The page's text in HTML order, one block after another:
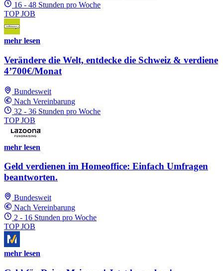
16 - 48 Stunden pro Woche
TOP JOB
mehr lesen
Verändere die Welt, entdecke die Schweiz & verdiene
4’700€/Monat
Bundesweit
Nach Vereinbarung
32 - 36 Stunden pro Woche
TOP JOB
mehr lesen
Geld verdienen im Homeoffice: Einfach Umfragen
beantworten.
Bundesweit
Nach Vereinbarung
2 - 16 Stunden pro Woche
TOP JOB
mehr lesen